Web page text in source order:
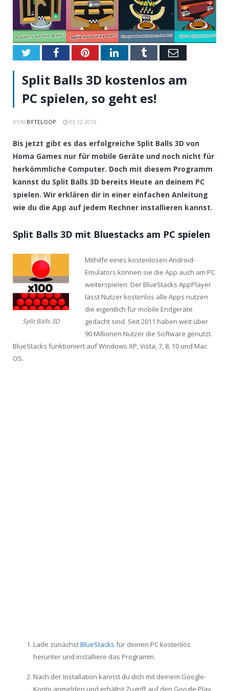
TwitterFacebookPinterestLinkedInTumblrEmail
Split Balls 3D kostenlos am
PC spielen, so geht es!
VON BYTELOOP 03.12.2019
Bis jetzt gibt es das erfolgreiche Split Balls 3D von
Homa Games nur für mobile Geräte und noch nicht für
herkömmliche Computer. Doch mit diesem Programm
kannst du Split Balls 3D bereits Heute an deinem PC
spielen. Wir erklären dir in einer einfachen Anleitung
wie du die App auf jedem Rechner installieren kannst.
Split Balls 3D mit Bluestacks am PC spielen
Split Balls 3D
Mithilfe eines kostenlosen Android-
Emulators können sie die App auch am PC
weiterspielen. Der BlueStacks AppPlayer
lässt Nutzer kostenlos alle Apps nutzen
die eigentlich für mobile Endgeräte
gedacht sind. Seit 2011 haben weit über
90 Millionen Nutzer die Software genutzt.
BlueStacks funktioniert auf Windows XP, Vista, 7, 8, 10 und Mac
OS.
Lade zunächstBlueStacks für deinen PC kostenlos
herunter und installiere das Programm.
Nach der Installation kannst du dich mit deinem Google-
Konto anmelden und erhältst Zugriff auf den Google Play